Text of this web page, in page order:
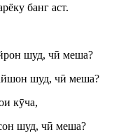
банг аст.
шуд, чӣ меша?
шуд, чӣ меша?
кӯча,
шуд, чӣ меша?